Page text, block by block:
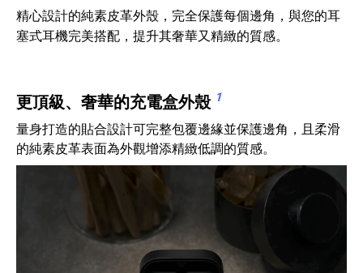
精心設計的純素皮革外殼，完全保護每個邊角，與您的耳
塞式耳機完美搭配，提升其奢華又精緻的質感。
更頂級、奢華的充電盒外殼 1
量身打造的貼合設計可完整包覆邊緣並保護邊角，且柔滑
的純素皮革表面為外觀增添精緻低調的質感。